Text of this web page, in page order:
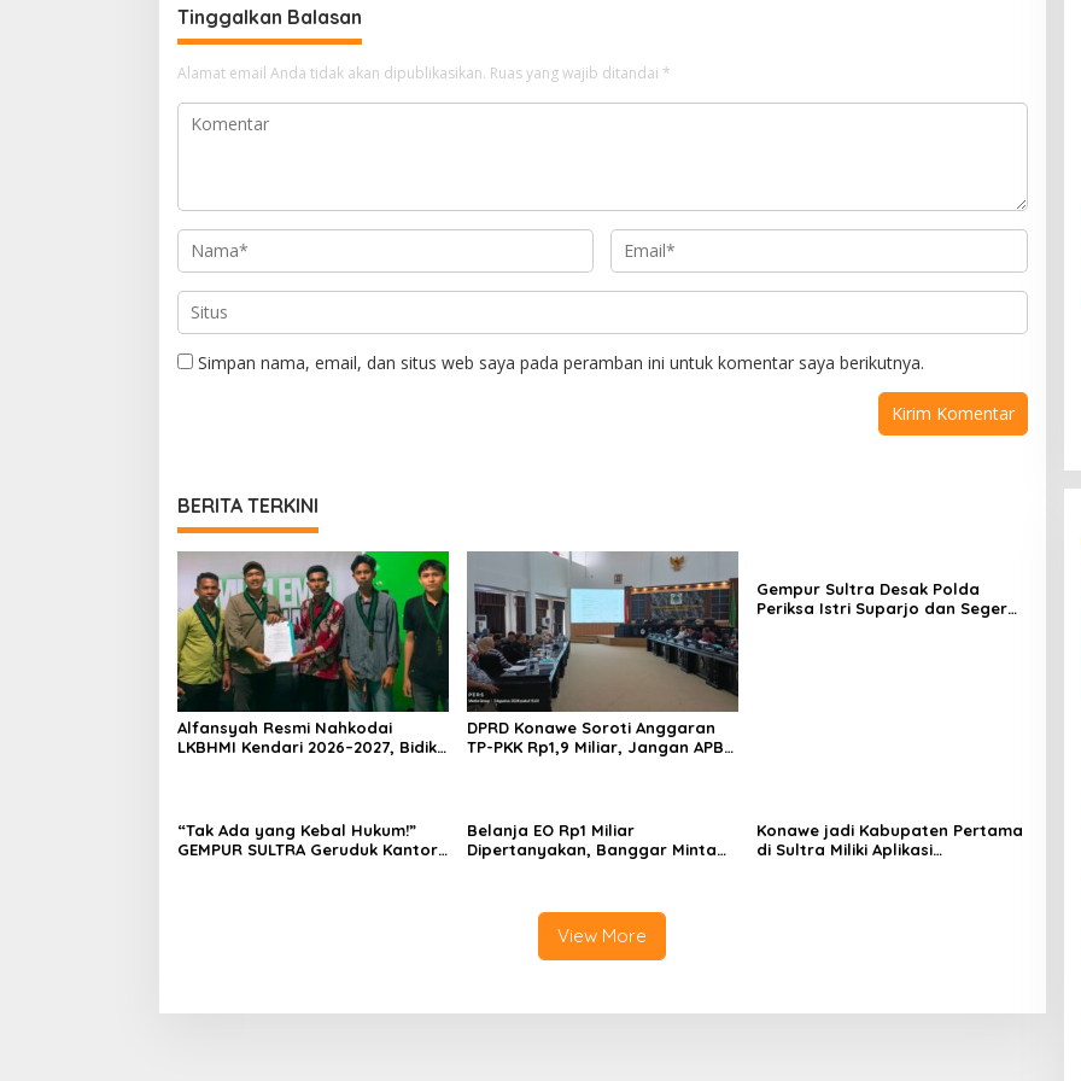
Tinggalkan Balasan
Alamat email Anda tidak akan dipublikasikan. Ruas yang wajib ditandai *
Simpan nama, email, dan situs web saya pada peramban ini untuk komentar saya berikutnya.
BERITA TERKINI
Alfansyah Resmi Nahkodai
LKBHMI Kendari 2026–2027, Bidik
DPRD Konawe Soroti Anggaran
TP-PKK Rp1,9 Miliar, Jangan APBD
Gempur Sultra Desak Polda
Periksa Istri Suparjo dan Segera
“Tak Ada yang Kebal Hukum!”
GEMPUR SULTRA Geruduk Kantor
Belanja EO Rp1 Miliar
Dipertanyakan, Banggar Minta
Konawe jadi Kabupaten Pertama
di Sultra Miliki Aplikasi
View More